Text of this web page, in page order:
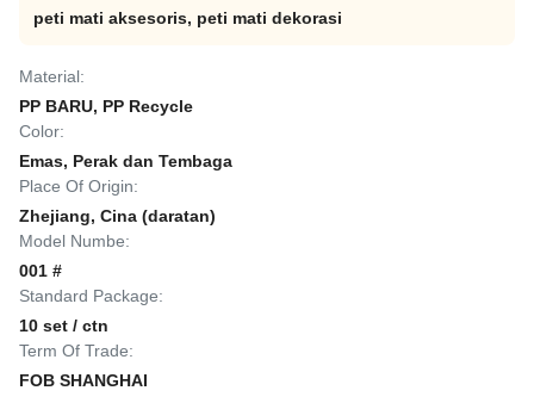
peti mati aksesoris, peti mati dekorasi
Material:
PP BARU, PP Recycle
Color:
Emas, Perak dan Tembaga
Place Of Origin:
Zhejiang, Cina (daratan)
Model Numbe:
001 #
Standard Package:
10 set / ctn
Term Of Trade:
FOB SHANGHAI